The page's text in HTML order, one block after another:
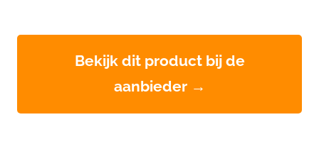
Bekijk dit product bij de
aanbieder →